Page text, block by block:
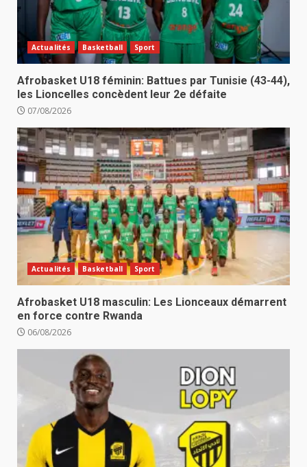
Actualités Basketball Sport
Afrobasket U18 féminin: Battues par Tunisie (43-44),
les Lioncelles concèdent leur 2e défaite
07/08/2026
Actualités Basketball Sport
Afrobasket U18 masculin: Les Lionceaux démarrent
en force contre Rwanda
06/08/2026